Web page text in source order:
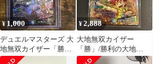
¥ 1,000
デュエルマスターズ 大
地無双カイザー「勝」/
勝利の大地 SR N3/N25
¥2,888
大地無双カイザー
「勝」/勝利の大地
【SR】26EX1秘N3超/秘